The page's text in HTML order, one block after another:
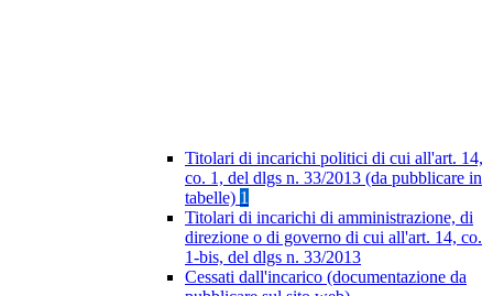
Titolari di incarichi politici di cui all'art. 14,
co. 1, del dlgs n. 33/2013 (da pubblicare in
tabelle) 1
Titolari di incarichi di amministrazione, di
direzione o di governo di cui all'art. 14, co.
1-bis, del dlgs n. 33/2013
Cessati dall'incarico (documentazione da